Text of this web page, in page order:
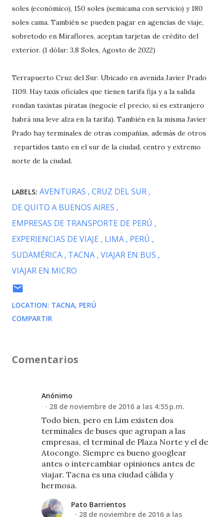
soles (económico), 150 soles (semicama con servicio) y 180
soles cama. También se pueden pagar en agencias de viaje,
sobretodo en Miraflores, aceptan tarjetas de crédito del
exterior. (1 dólar: 3,8 Soles, Agosto de 2022)
Terrapuerto Cruz del Sur: Ubicado en avenida Javier Prado
1109. Hay taxis oficiales que tienen tarifa fija y a la salida
rondan taxistas piratas (negocie el precio, si es extranjero
habrá una leve alza en la tarifa). También en la misma Javier
Prado hay terminales de otras compañías, además de otros
repartidos tanto en el sur de la ciudad, centro y extremo
norte de la ciudad.
LABELS: AVENTURAS CRUZ DEL SUR
DE QUITO A BUENOS AIRES
EMPRESAS DE TRANSPORTE DE PERÚ
EXPERIENCIAS DE VIAJE
LIMA PERÚ
SUDAMÉRICA TACNA VIAJAR EN BUS
VIAJAR EN MICRO
LOCATION: TACNA, PERÚ
COMPARTIR
Comentarios
Anónimo
28 de noviembre de 2016 a las 4:55 p.m.
Todo bien, pero en Lim existen dos
terminales de buses que agrupan a las
empresas, el terminal de Plaza Norte y el de
Atocongo. Siempre es bueno googlear
antes o intercambiar opiniones antes de
viajar. Tacna es una ciudad cálida y
hermosa.
Pato Barrientos
28 de noviembre de 2016 a las